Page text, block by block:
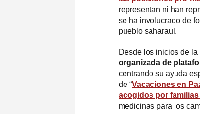
representan ni han
se ha involucrado de
pueblo saharaui.
Desde los inicios de
organizada de
centrando su ayuda
de “Vacaciones en
acogidos por
medicinas para los